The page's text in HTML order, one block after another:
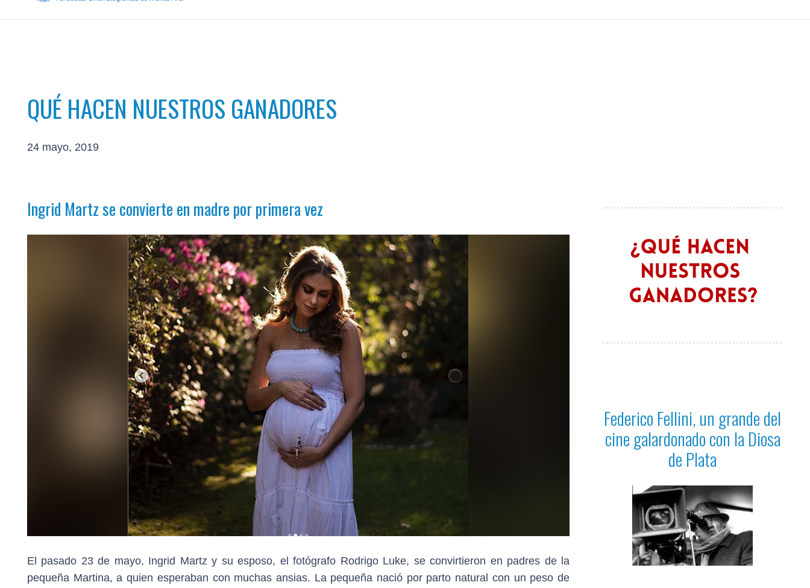
QUÉ HACEN NUESTROS GANADORES
24 mayo, 2019
Ingrid Martz se convierte en madre por primera vez
El pasado 23 de mayo, Ingrid Martz y su esposo, el fotógrafo Rodrigo Luke, se convirtieron en padres de la
pequeña Martina, a quien esperaban con muchas ansias. La pequeña nació por parto natural con un peso de
Federico Fellini, un grande del
cine galardonado con la Diosa
de Plata